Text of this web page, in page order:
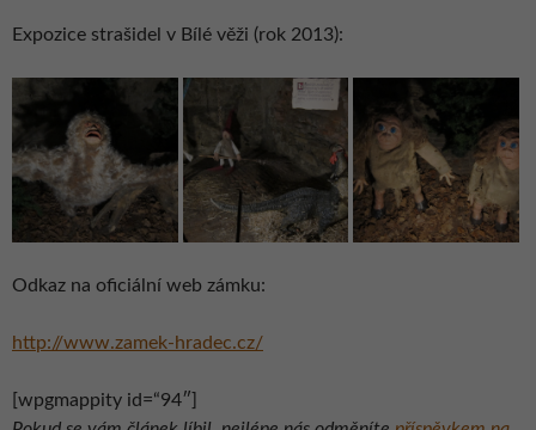
Expozice strašidel v Bílé věži (rok 2013):
Odkaz na oficiální web zámku:
http://www.zamek-hradec.cz/
[wpgmappity id=“94″]